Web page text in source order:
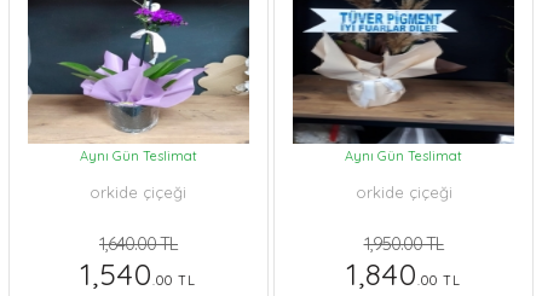
Aynı Gün Teslimat
orkide çiçeği
1,640.00 TL
1,540.00 TL
Aynı Gün Teslimat
orkide çiçeği
1,950.00 TL
1,840.00 TL